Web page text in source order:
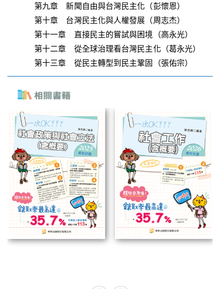
第九章 新聞自由與台灣民主化（彭懷恩）
第十章 台灣民主化與人權發展（周志杰）
第十一章 直接民主的嘗試與困境（高永光）
第十二章 從全球治理看台灣民主化（葛永光）
第十三章 從民主轉型到民主鞏固（張佑宗）